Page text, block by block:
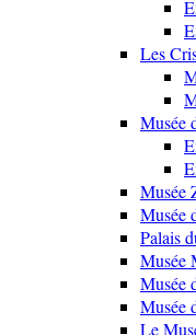
Les
Musée
Musée
Musée
Palais
Musée
Musée
Musée
Le